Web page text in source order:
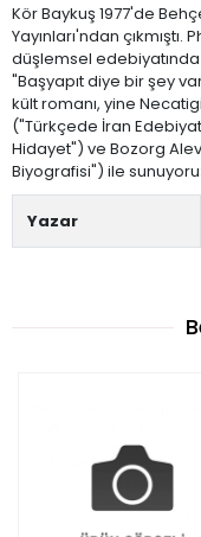
Kör Baykuş 1977'de
Yayınları'ndan
düşlemsel
"Başyapıt diye bir şey
kült romanı, yine
("Türkçede İran
Hidayet") ve Bozorg
Biyografisi") ile
Yazar